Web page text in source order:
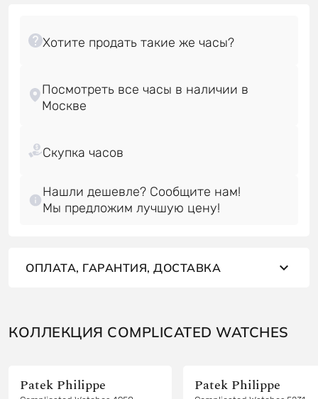
Посмотреть все часы в наличии в
Нашли дешевле? Сообщите нам!
Мы предложим лучшую цену!
ОПЛАТА, ГАРАНТИЯ, ДОСТАВКА
КОЛЛЕКЦИЯ COMPLICATED WATCHES
Patek Philippe Patek Philippe